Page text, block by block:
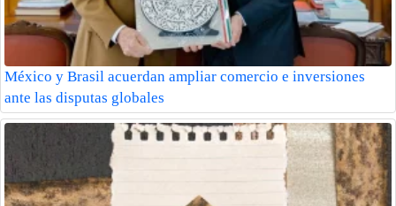
México y Brasil acuerdan ampliar comercio e inversiones
ante las disputas globales